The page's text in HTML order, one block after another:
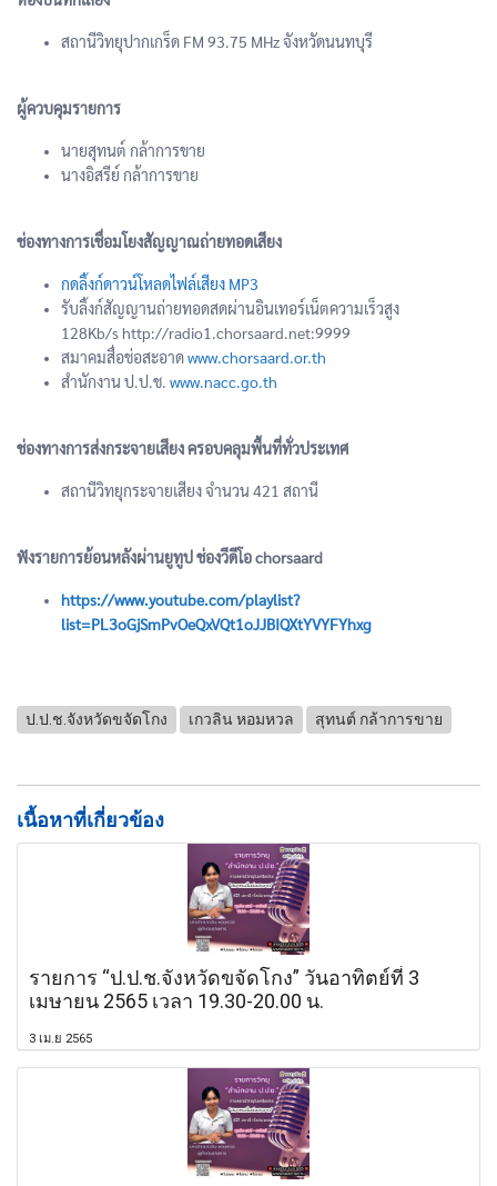
สถานีวิทยุปากเกร็ด FM 93.75 MHz จังหวัดนนทบุรี
ผู้ควบคุมรายการ
นายสุทนต์ กล้าการขาย
นางอิสรีย์ กล้าการขาย
ช่องทางการเชื่อมโยงสัญญาณถ่ายทอดเสียง
กดลิ้งก์ดาวน์โหลดไฟล์เสียง MP3
รับลิ้งก์สัญญานถ่ายทอดสดผ่านอินเทอร์เน็ตความเร็วสูง
128Kb/s http://radio1.chorsaard.net:9999
สมาคมสื่อช่อสะอาดwww.chorsaard.or.th
สำนักงาน ป.ป.ช. www.nacc.go.th
ช่องทางการส่งกระจายเสียง ครอบคลุมพื้นที่ทั่วประเทศ
สถานีวิทยุกระจายเสียง จำนวน 421 สถานี
ฟังรายการย้อนหลังผ่านยูทูป ช่องวีดีโอ chorsaard
https://www.youtube.com/playlist?
list=PL3oGjSmPvOeQxVQt1oJJBIQXtYVYFYhxg
ป.ป.ช.จังหวัดขจัดโกง เกวลิน หอมหวล สุทนต์ กล้าการขาย
เนื้อหาที่เกี่ยวข้อง
รายการ “ป.ป.ช.จังหวัดขจัดโกง” วันอาทิตย์ที่ 3
เมษายน 2565 เวลา 19.30-20.00 น.
3 เม.ย 2565